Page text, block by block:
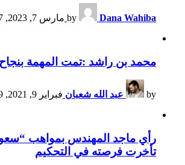
by Dana Wahiba مارس 7, 2023, 6:37 م
محمد بن راشد :تمت المهمة بنجاح
by عبد الله شعبان فبراير 9, 2021, 8:49 م
رأي ماجد المهندس بمواهب
تأخرت فرصته في التحكيم